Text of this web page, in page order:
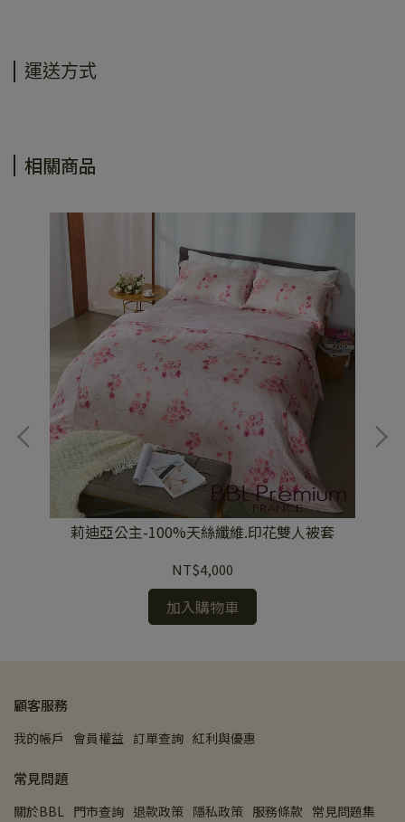
運送方式
相關商品
莉迪亞公主-100%天絲纖維.印花雙人被套
NT$4,000
加入購物車
顧客服務
我的帳戶 會員權益 訂單查詢 紅利與優惠
常見問題
關於BBL 門市查詢 退款政策 隱私政策 服務條款 常見問題集